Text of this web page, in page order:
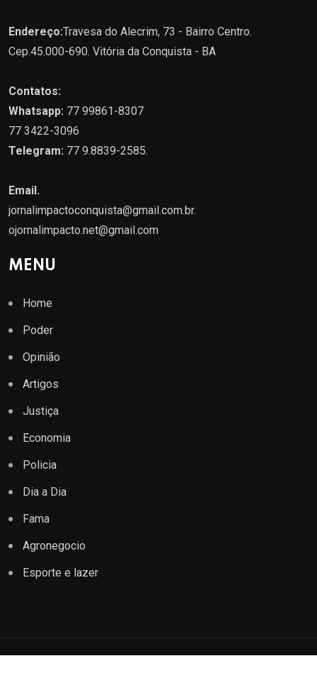
Endereço:Travesa do Alecrim, 73 - Bairro Centro.
Cep.45.000-690. Vitória da Conquista - BA
Contatos:
Whatsapp: 77 99861-8307
77 3422-3096
Telegram: 77 9.8839-2585.
Email.
jornalimpactoconquista@gmail.com.br.
ojornalimpacto.net@gmail.com
MENU
Home
Poder
Opinião
Artigos
Justiça
Economia
Policia
Dia a Dia
Fama
Agronegocio
Esporte e lazer